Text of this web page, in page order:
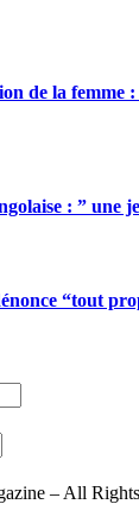
de la
: ” une
“tout
– All